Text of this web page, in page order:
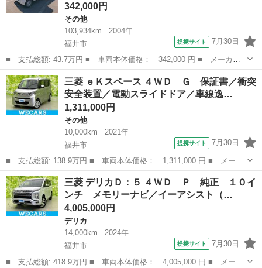
342,000円
その他
103,934km
2004年
福井市
提携サイト 7月30日
■ 支払総額: 43.7万円 ■ 車両本体価格： 342,000 円 ■ メーカー
名： 三菱 ■ 車種名： ミニキャブトラック ■ グレード名： Ｖ
Ｘ－ＳＥ 切り替え４ＷＤ ５ＭＴ エアコン パワステ ■ 排気
量： 660...
福井 福井市 その他
三菱 ｅＫスペース ４ＷＤ Ｇ 保証書／衝突
安全装置／電動スライドドア／車線逸…
1,311,000円
その他
10,000km
2021年
福井市
提携サイト 7月30日
■ 支払総額: 138.9万円 ■ 車両本体価格： 1,311,000 円 ■ メーカ
ー名： 三菱 ■ 車種名： ｅＫスペース ■ グレード名： ４Ｗ
Ｄ Ｇ 保証書／衝突安全装置／電動スライドドア／車線逸脱防止支
援システム...
福井 福井市 その他
三菱 デリカＤ：５ ４ＷＤ Ｐ 純正 １０イ
ンチ メモリーナビ／イーアシスト（…
4,005,000円
デリカ
14,000km
2024年
福井市
提携サイト 7月30日
■ 支払総額: 418.9万円 ■ 車両本体価格： 4,005,000 円 ■ メーカ